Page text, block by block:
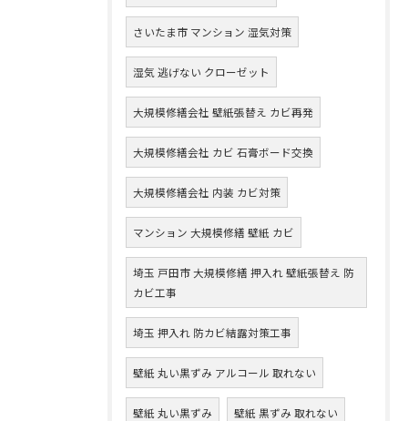
さいたま市 マンション 湿気対策
湿気 逃げない クローゼット
大規模修繕会社 壁紙張替え カビ再発
大規模修繕会社 カビ 石膏ボード交換
大規模修繕会社 内装 カビ対策
マンション 大規模修繕 壁紙 カビ
埼玉 戸田市 大規模修繕 押入れ 壁紙張替え 防
カビ工事
埼玉 押入れ 防カビ結露対策工事
壁紙 丸い黒ずみ アルコール 取れない
壁紙 丸い黒ずみ 壁紙 黒ずみ 取れない